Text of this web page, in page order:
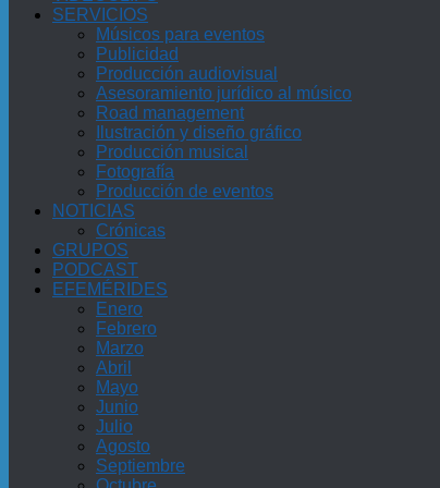
SERVICIOS
Músicos para eventos
Publicidad
Producción audiovisual
Asesoramiento jurídico al músico
Road management
Ilustración y diseño gráfico
Producción musical
Fotografía
Producción de eventos
NOTICIAS
Crónicas
GRUPOS
PODCAST
EFEMÉRIDES
Enero
Febrero
Marzo
Abril
Mayo
Junio
Julio
Agosto
Septiembre